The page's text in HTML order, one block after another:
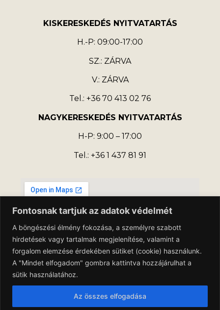
Fontosnak tartjuk az adatok védelmét
A böngészési élmény fokozása, a személyre szabott
hirdetések vagy tartalmak megjelenítése, valamint a
forgalom elemzése érdekében sütiket (cookie) használunk.
A "Mindet elfogadom" gombra kattintva hozzájárulhat a
sütik használatához.
Az összes elfogadása
KISKERESKEDÉS NYITVATARTÁS
H.-P: 09:00-17:00
SZ.: ZÁRVA
V.: ZÁRVA
Tel.: +36 70 413 02 76
NAGYKERESKEDÉS NYITVATARTÁS
H-P: 9:00 – 17:00
Tel.: +36 1 437 81 91
Adatkezelési Tájékoztató